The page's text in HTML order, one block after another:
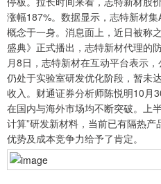
涨幅187%。数据显示，志特新材
概念于一身。消息面上，近日被称
盛典》正式播出，志特新材代理的
月8日，志特新材在互动平台表示
仍处于实验室研发优化阶段，暂未
收入。财通证券分析师陈悦明10月
在国内与海外市场均不断突破。上
计算”研发新材料，当前已有隔热
优势及成本竞争力给予了肯定。